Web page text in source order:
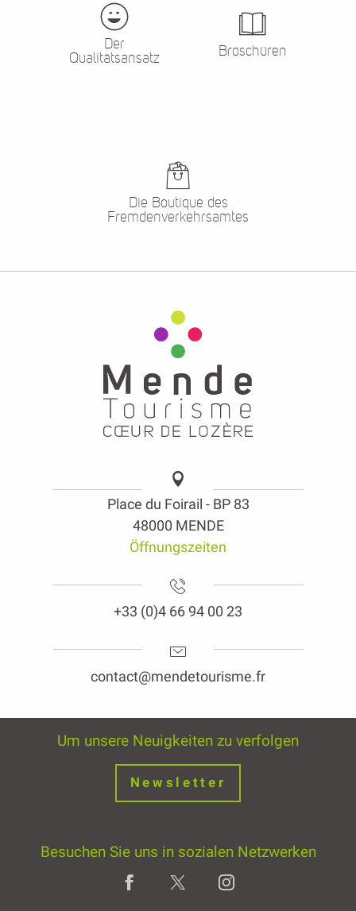
Der
Qualitätsansatz
Broschüren
Die Boutique des
Fremdenverkehrsamtes
Place du Foirail - BP 83
48000 MENDE
Öffnungszeiten
+33 (0)4 66 94 00 23
contact@mendetourisme.fr
Um unsere Neuigkeiten zu verfolgen
Newsletter
Besuchen Sie uns in sozialen Netzwerken